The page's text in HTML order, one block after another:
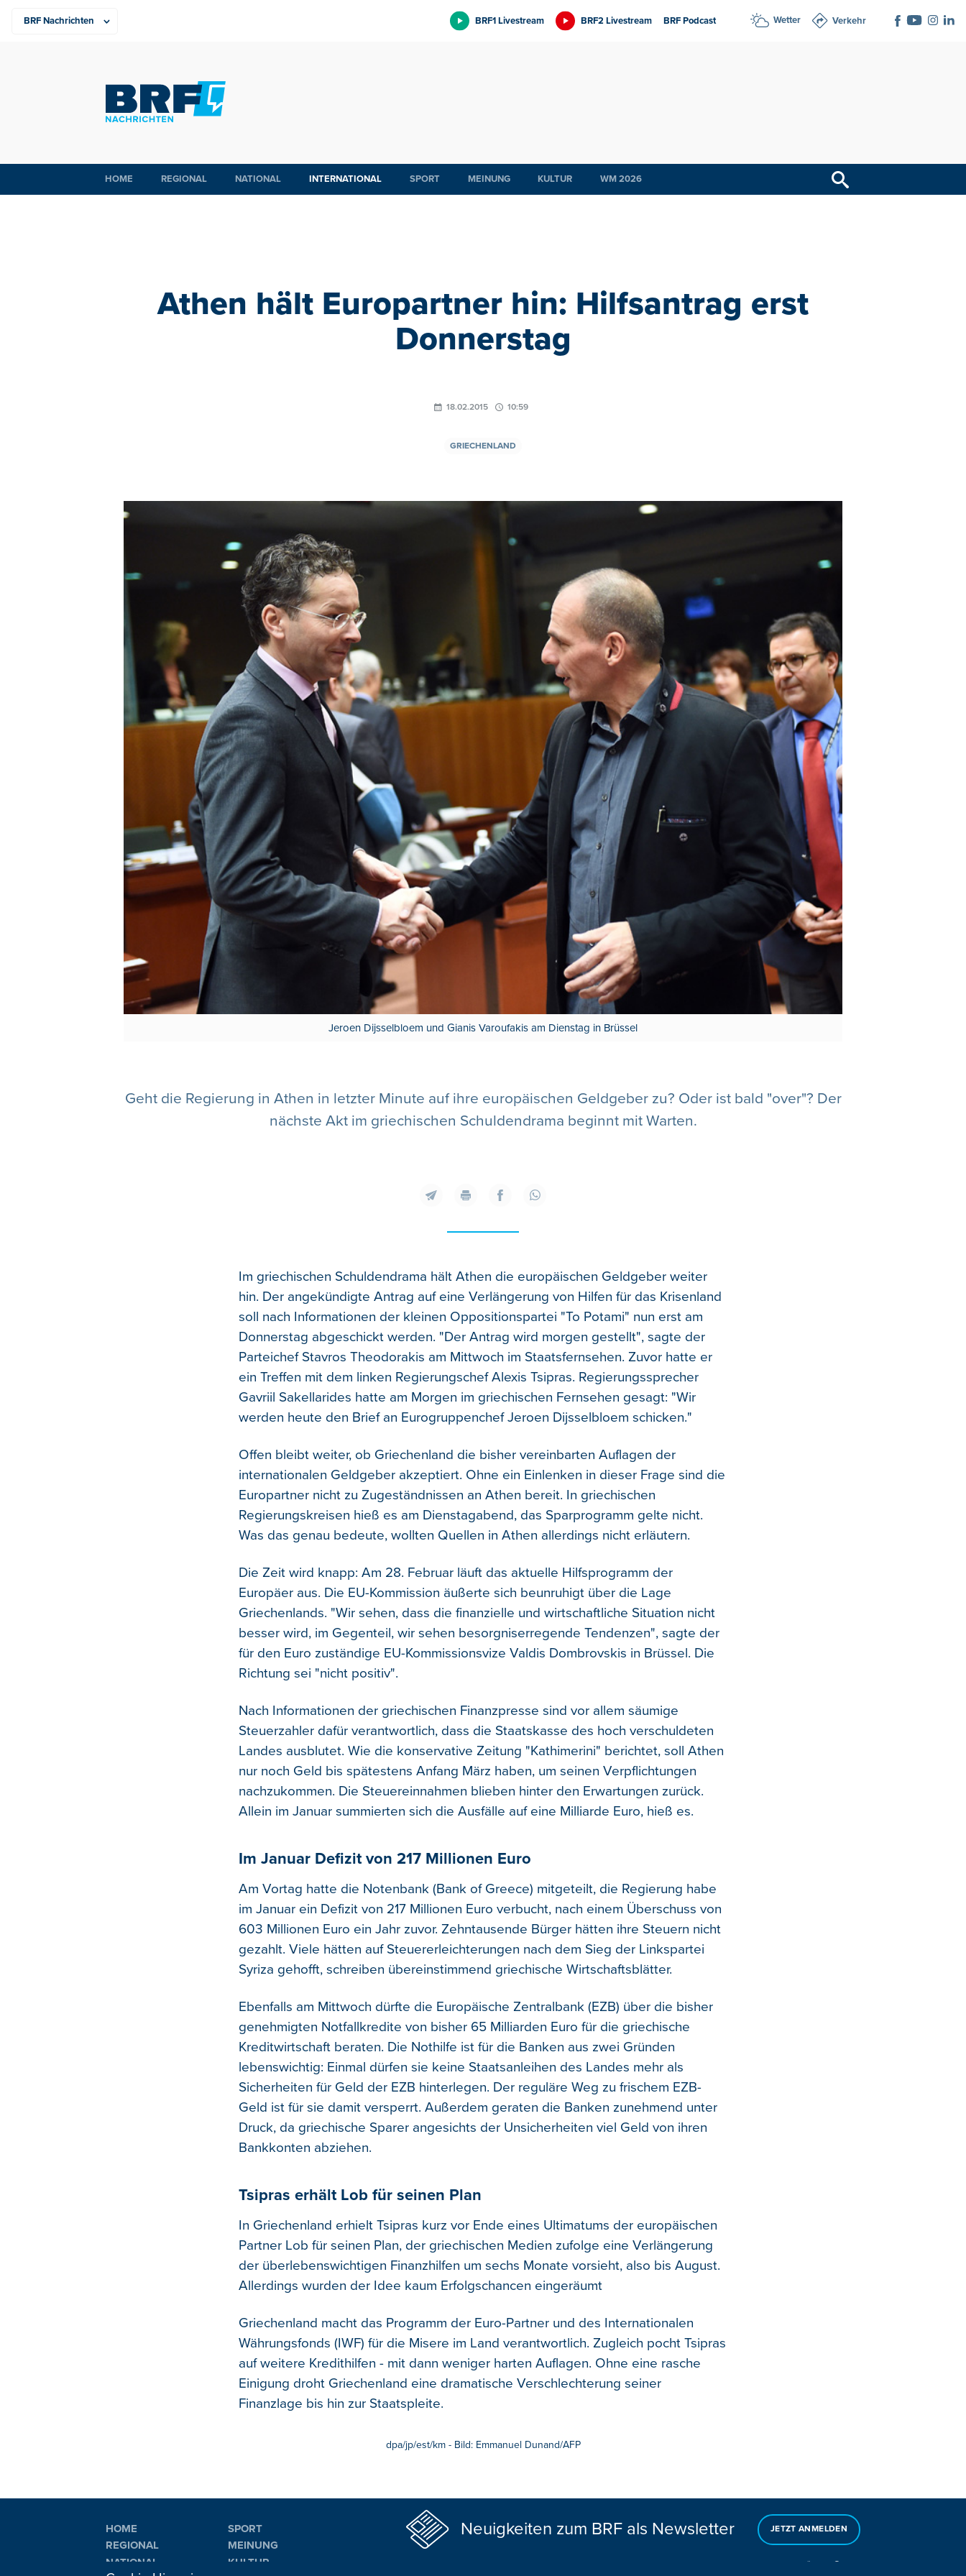
BRF1 Livestream BRF2 Livestream BRF Podcast Wetter Verkehr
HOME REGIONAL NATIONAL INTERNATIONAL SPORT MEINUNG KULTUR WM 2026
Athen hält Europartner hin: Hilfsantrag erst
Donnerstag
18.02.2015 10:59
GRIECHENLAND
Jeroen Dijsselbloem und Gianis Varoufakis am Dienstag in Brüssel
Geht die Regierung in Athen in letzter Minute auf ihre europäischen Geldgeber zu? Oder ist bald "over"? Der
nächste Akt im griechischen Schuldendrama beginnt mit Warten.
Im griechischen Schuldendrama hält Athen die europäischen Geldgeber weiter
hin. Der angekündigte Antrag auf eine Verlängerung von Hilfen für das Krisenland
soll nach Informationen der kleinen Oppositionspartei "To Potami" nun erst am
Donnerstag abgeschickt werden. "Der Antrag wird morgen gestellt", sagte der
Parteichef Stavros Theodorakis am Mittwoch im Staatsfernsehen. Zuvor hatte er
ein Treffen mit dem linken Regierungschef Alexis Tsipras. Regierungssprecher
Gavriil Sakellarides hatte am Morgen im griechischen Fernsehen gesagt: "Wir
werden heute den Brief an Eurogruppenchef Jeroen Dijsselbloem schicken."
Offen bleibt weiter, ob Griechenland die bisher vereinbarten Auflagen der
internationalen Geldgeber akzeptiert. Ohne ein Einlenken in dieser Frage sind die
Europartner nicht zu Zugeständnissen an Athen bereit. In griechischen
Regierungskreisen hieß es am Dienstagabend, das Sparprogramm gelte nicht.
Was das genau bedeute, wollten Quellen in Athen allerdings nicht erläutern.
Die Zeit wird knapp: Am 28. Februar läuft das aktuelle Hilfsprogramm der
Europäer aus. Die EU-Kommission äußerte sich beunruhigt über die Lage
Griechenlands. "Wir sehen, dass die finanzielle und wirtschaftliche Situation nicht
besser wird, im Gegenteil, wir sehen besorgniserregende Tendenzen", sagte der
für den Euro zuständige EU-Kommissionsvize Valdis Dombrovskis in Brüssel. Die
Richtung sei "nicht positiv".
Nach Informationen der griechischen Finanzpresse sind vor allem säumige
Steuerzahler dafür verantwortlich, dass die Staatskasse des hoch verschuldeten
Landes ausblutet. Wie die konservative Zeitung "Kathimerini" berichtet, soll Athen
nur noch Geld bis spätestens Anfang März haben, um seinen Verpflichtungen
nachzukommen. Die Steuereinnahmen blieben hinter den Erwartungen zurück.
Allein im Januar summierten sich die Ausfälle auf eine Milliarde Euro, hieß es.
Im Januar Defizit von 217 Millionen Euro
Am Vortag hatte die Notenbank (Bank of Greece) mitgeteilt, die Regierung habe
im Januar ein Defizit von 217 Millionen Euro verbucht, nach einem Überschuss von
603 Millionen Euro ein Jahr zuvor. Zehntausende Bürger hätten ihre Steuern nicht
gezahlt. Viele hätten auf Steuererleichterungen nach dem Sieg der Linkspartei
Syriza gehofft, schreiben übereinstimmend griechische Wirtschaftsblätter.
Ebenfalls am Mittwoch dürfte die Europäische Zentralbank (EZB) über die bisher
genehmigten Notfallkredite von bisher 65 Milliarden Euro für die griechische
Kreditwirtschaft beraten. Die Nothilfe ist für die Banken aus zwei Gründen
lebenswichtig: Einmal dürfen sie keine Staatsanleihen des Landes mehr als
Sicherheiten für Geld der EZB hinterlegen. Der reguläre Weg zu frischem EZB-
Geld ist für sie damit versperrt. Außerdem geraten die Banken zunehmend unter
Druck, da griechische Sparer angesichts der Unsicherheiten viel Geld von ihren
Bankkonten abziehen.
Tsipras erhält Lob für seinen Plan
In Griechenland erhielt Tsipras kurz vor Ende eines Ultimatums der europäischen
Partner Lob für seinen Plan, der griechischen Medien zufolge eine Verlängerung
der überlebenswichtigen Finanzhilfen um sechs Monate vorsieht, also bis August.
Allerdings wurden der Idee kaum Erfolgschancen eingeräumt
Griechenland macht das Programm der Euro-Partner und des Internationalen
Währungsfonds (IWF) für die Misere im Land verantwortlich. Zugleich pocht Tsipras
auf weitere Kredithilfen - mit dann weniger harten Auflagen. Ohne eine rasche
Einigung droht Griechenland eine dramatische Verschlechterung seiner
Finanzlage bis hin zur Staatspleite.
dpa/jp/est/km - Bild: Emmanuel Dunand/AFP
HOME
REGIONAL
NATIONAL
SPORT
MEINUNG
KULTUR
Neuigkeiten zum BRF als Newsletter JETZT ANMELDEN